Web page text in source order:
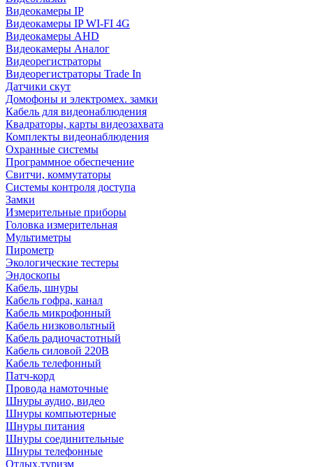
Видеокамеры IP
Видеокамеры IP WI-FI 4G
Видеокамеры AHD
Видеокамеры Аналог
Видеорегистраторы
Видеорегистраторы Trade In
Датчики скут
Домофоны и электромех. замки
Кабель для видеонаблюдения
Квадраторы, карты видеозахвата
Комплекты видеонаблюдения
Охранные системы
Программное обеспечение
Свитчи, коммутаторы
Системы контроля доступа
Замки
Измерительные приборы
Головка измерительная
Мультиметры
Пирометр
Экологические тестеры
Эндоскопы
Кабель, шнуры
Кабель гофра, канал
Кабель микрофонный
Кабель низковольтный
Кабель радиочастотный
Кабель силовой 220В
Кабель телефонный
Патч-корд
Провода намоточные
Шнуры аудио, видео
Шнуры компьютерные
Шнуры питания
Шнуры соединительные
Шнуры телефонные
Отдых,туризм